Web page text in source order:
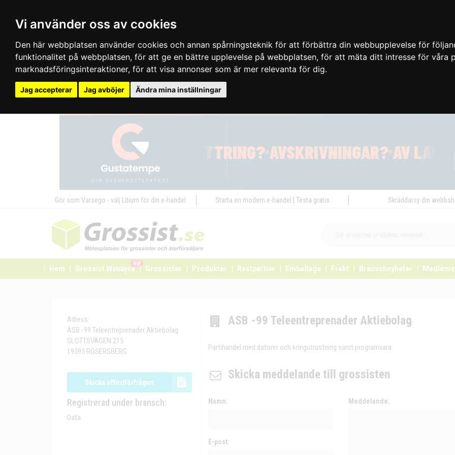
Vi använder oss av cookies
Den här webbplatsen använder cookies och annan spårningsteknik för att förbättra din webbupplevelse för
funktionalitet på webbplatsen, för att ge en bättre upplevelse på webbplatsen, för att mäta ditt intresse för våra
marknadsföringsinteraktioner, för att visa annonser som är mer relevanta för dig.
Jag accepterar Jag avböjer Ändra mina inställningar
Gör som Varsego - välj Litium för din e-handel Starta en modern e-handel | Testa gratis Skräddarsy din
Hem Grossist Webbyrå
Ny!
Grossister Produkter Restpartier Emballage Frakt Branschnyheter
Adress:
ASB -99 Teleentreprenader Aktiebolag
SLOTTSVÄGEN 215
19595 ROSERSBERG
Skicka offertförfrågan
Registrerad under bransch:
Data
ASB -99 Teleentreprenader Aktiebolag
Partihandel med datorer och kringutrustning samt programvara
Skicka meddelande till grossisten
Namn:
E-post:
Meddelande: